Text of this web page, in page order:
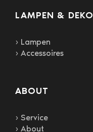
LAMPEN & DEKO
› Lampen
› Accessoires
ABOUT
› Service
› About